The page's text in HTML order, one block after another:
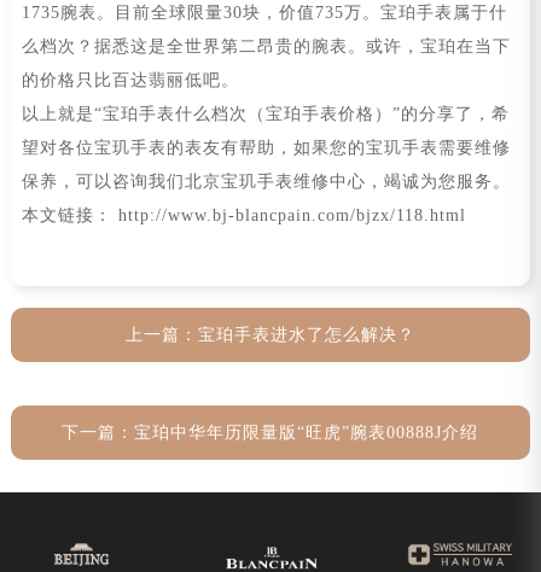
1735腕表。目前全球限量30块，价值735万。宝珀手表属于什
么档次？据悉这是全世界第二昂贵的腕表。或许，宝珀在当下
的价格只比百达翡丽低吧。
以上就是“宝珀手表什么档次（宝珀手表价格）”的分享了，希
望对各位宝玑手表的表友有帮助，如果您的宝玑手表需要维修
保养，可以咨询我们北京宝玑手表维修中心，竭诚为您服务。
本文链接： http://www.bj-blancpain.com/bjzx/118.html
上一篇： 宝珀手表进水了怎么解决？
下一篇：宝珀中华年历限量版“旺虎”腕表00888J介绍